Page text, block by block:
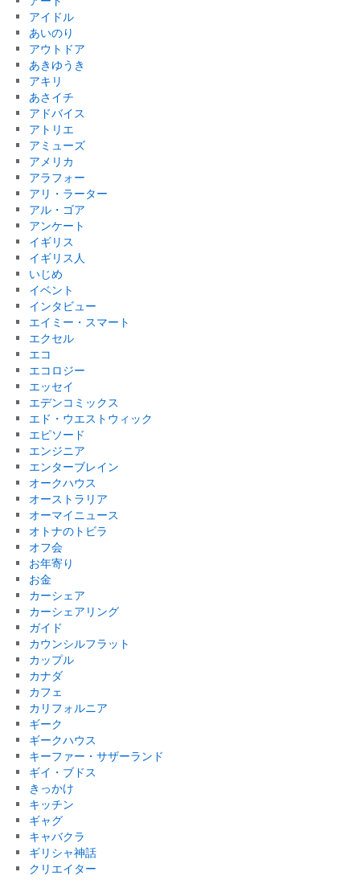
アイドル
あいのり
アウトドア
あきゆうき
アキリ
あさイチ
アドバイス
アトリエ
アミューズ
アメリカ
アラフォー
アリ・ラーター
アル・ゴア
アンケート
イギリス
イギリス人
いじめ
イベント
インタビュー
エイミー・スマート
エクセル
エコ
エコロジー
エッセイ
エデンコミックス
エド・ウエストウィック
エピソード
エンジニア
エンターブレイン
オークハウス
オーストラリア
オーマイニュース
オトナのトビラ
オフ会
お年寄り
お金
カーシェア
カーシェアリング
ガイド
カウンシルフラット
カップル
カナダ
カフェ
カリフォルニア
ギーク
ギークハウス
キーファー・サザーランド
ギイ・ブドス
きっかけ
キッチン
ギャグ
キャバクラ
ギリシャ神話
クリエイター